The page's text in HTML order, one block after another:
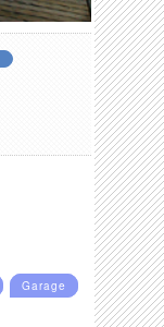
Garage